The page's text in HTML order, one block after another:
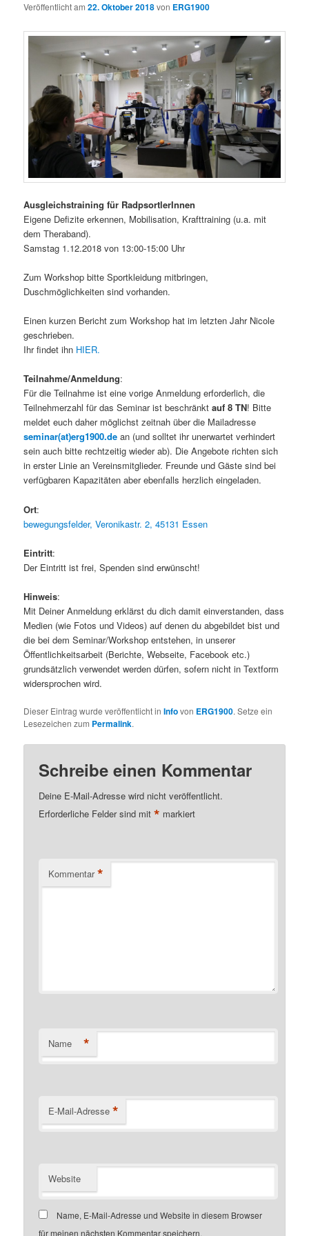
Veröffentlicht am22. Oktober 2018von ERG1900
Ausgleichstraining für RadpsortlerInnen
Eigene Defizite erkennen, Mobilisation, Krafttraining (u.a. mit
dem Theraband).
Samstag 1.12.2018 von 13:00-15:00 Uhr
Zum Workshop bitte Sportkleidung mitbringen,
Duschmöglichkeiten sind vorhanden.
Einen kurzen Bericht zum Workshop hat im letzten Jahr Nicole
geschrieben.
Ihr findet ihn HIER.
Teilnahme/Anmeldung:
Für die Teilnahme ist eine vorige Anmeldung erforderlich, die
Teilnehmerzahl für das Seminar ist beschränktauf 8 TN! Bitte
meldet euch daher möglichst zeitnah über die Mailadresse
seminar(at)erg1900.de an (und solltet ihr unerwartet verhindert
sein auch bitte rechtzeitig wieder ab). Die Angebote richten sich
in erster Linie an Vereinsmitglieder. Freunde und Gäste sind bei
verfügbaren Kapazitäten aber ebenfalls herzlich eingeladen.
Ort:
bewegungsfelder, Veronikastr. 2, 45131 Essen
Eintritt:
Der Eintritt ist frei, Spenden sind erwünscht!
Hinweis:
Mit Deiner Anmeldung erklärst du dich damit einverstanden, dass
Medien (wie Fotos und Videos) auf denen du abgebildet bist und
die bei dem Seminar/Workshop entstehen, in unserer
Öffentlichkeitsarbeit (Berichte, Webseite, Facebook etc.)
grundsätzlich verwendet werden dürfen, sofern nicht in Textform
widersprochen wird.
Dieser Eintrag wurde veröffentlicht inInfovon ERG1900. Setze ein
Lesezeichen zum Permalink.
Schreibe einen Kommentar
Deine E-Mail-Adresse wird nicht veröffentlicht.
Erforderliche Felder sind mit* markiert
Kommentar *
Name *
E-Mail-Adresse *
Website
Name, E-Mail-Adresse und Website in diesem Browser
für meinen nächsten Kommentar speichern.